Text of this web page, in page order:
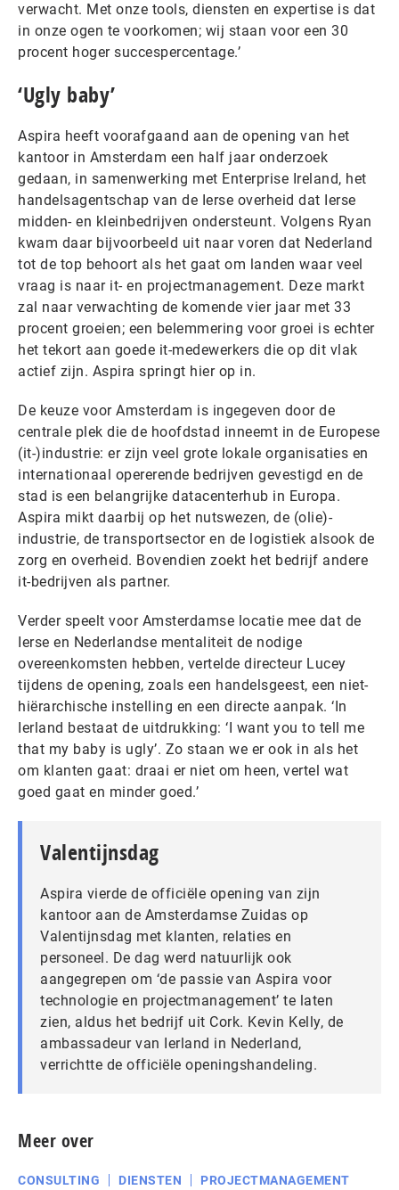
verwacht. Met onze tools, diensten en expertise is dat
in onze ogen te voorkomen; wij staan voor een 30
procent hoger succespercentage.’
‘Ugly baby’
Aspira heeft voorafgaand aan de opening van het
kantoor in Amsterdam een half jaar onderzoek
gedaan, in samenwerking met Enterprise Ireland, het
handelsagentschap van de Ierse overheid dat Ierse
midden- en kleinbedrijven ondersteunt. Volgens Ryan
kwam daar bijvoorbeeld uit naar voren dat Nederland
tot de top behoort als het gaat om landen waar veel
vraag is naar it- en projectmanagement. Deze markt
zal naar verwachting de komende vier jaar met 33
procent groeien; een belemmering voor groei is echter
het tekort aan goede it-medewerkers die op dit vlak
actief zijn. Aspira springt hier op in.
De keuze voor Amsterdam is ingegeven door de
centrale plek die de hoofdstad inneemt in de Europese
(it-)industrie: er zijn veel grote lokale organisaties en
internationaal opererende bedrijven gevestigd en de
stad is een belangrijke datacenterhub in Europa.
Aspira mikt daarbij op het nutswezen, de (olie)-
industrie, de transportsector en de logistiek alsook de
zorg en overheid. Bovendien zoekt het bedrijf andere
it-bedrijven als partner.
Verder speelt voor Amsterdamse locatie mee dat de
Ierse en Nederlandse mentaliteit de nodige
overeenkomsten hebben, vertelde directeur Lucey
tijdens de opening, zoals een handelsgeest, een niet-
hiërarchische instelling en een directe aanpak. ‘In
Ierland bestaat de uitdrukking: ‘I want you to tell me
that my baby is ugly’. Zo staan we er ook in als het
om klanten gaat: draai er niet om heen, vertel wat
goed gaat en minder goed.’
Valentijnsdag
Aspira vierde de officiële opening van zijn
kantoor aan de Amsterdamse Zuidas op
Valentijnsdag met klanten, relaties en
personeel. De dag werd natuurlijk ook
aangegrepen om ‘de passie van Aspira voor
technologie en projectmanagement’ te laten
zien, aldus het bedrijf uit Cork. Kevin Kelly, de
ambassadeur van Ierland in Nederland,
verrichtte de officiële openingshandeling.
Meer over
CONSULTING DIENSTEN PROJECTMANAGEMENT